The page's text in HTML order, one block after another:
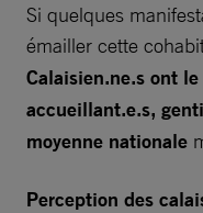
Si quelques
émailler cette
Calaisien.ne.s ont
accueillant.e.s,
moyenne nationale
Perception des